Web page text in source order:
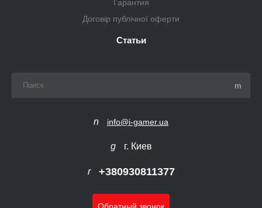
Гарантия
Договір публічної оферти
Статьи
info@i-gamer.ua
г. Киев
+380930811377
Обратный звонок